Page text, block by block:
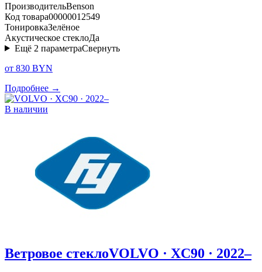
ПроизводительBenson
Код товара00000012549
ТонировкаЗелёное
Акустическое стеклоДа
Ещё 2 параметраСвернуть
от 830 BYN
Подробнее →
В наличии
Ветровое стеклоVOLVO · XC90 · 2022–